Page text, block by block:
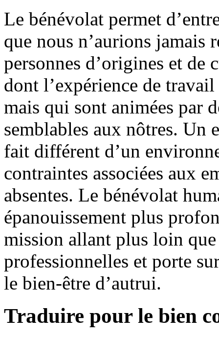
Le bénévolat permet
que nous n’aurions jamais
personnes d’origines et de
dont l’expérience de
mais qui sont animées par
semblables aux nôtres. Un
fait différent d’un
contraintes associées aux
absentes. Le bénévolat
épanouissement plus
mission allant plus loin
professionnelles et porte
le bien-être d’autrui.
Traduire pour le bien